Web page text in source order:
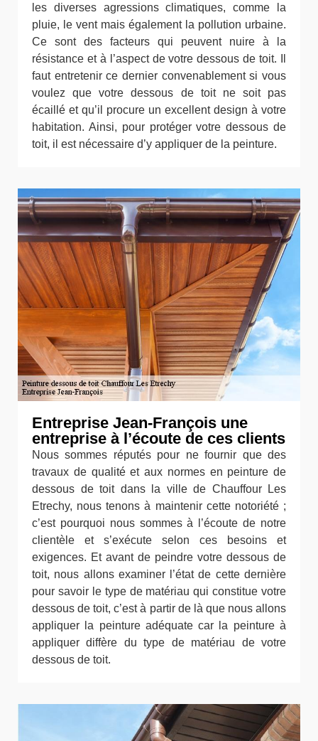
les diverses agressions climatiques, comme la
pluie, le vent mais également la pollution urbaine.
Ce sont des facteurs qui peuvent nuire à la
résistance et à l’aspect de votre dessous de toit. Il
faut entretenir ce dernier convenablement si vous
voulez que votre dessous de toit ne soit pas
écaillé et qu’il procure un excellent design à votre
habitation. Ainsi, pour protéger votre dessous de
toit, il est nécessaire d’y appliquer de la peinture.
Entreprise Jean-François une
entreprise à l’écoute de ces clients
Nous sommes réputés pour ne fournir que des
travaux de qualité et aux normes en peinture de
dessous de toit dans la ville de Chauffour Les
Etrechy, nous tenons à maintenir cette notoriété ;
c’est pourquoi nous sommes à l’écoute de notre
clientèle et s’exécute selon ces besoins et
exigences. Et avant de peindre votre dessous de
toit, nous allons examiner l’état de cette dernière
pour savoir le type de matériau qui constitue votre
dessous de toit, c’est à partir de là que nous allons
appliquer la peinture adéquate car la peinture à
appliquer diffère du type de matériau de votre
dessous de toit.